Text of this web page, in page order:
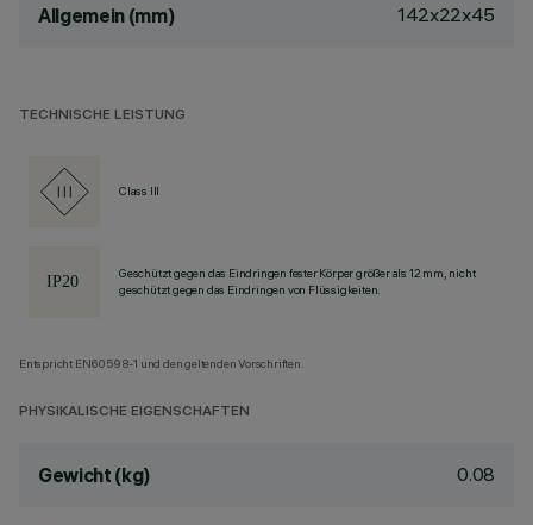
Allgemein (mm) 142x22x45
TECHNISCHE LEISTUNG
Class III
Geschützt gegen das Eindringen fester Körper größer als 12 mm, nicht
geschützt gegen das Eindringen von Flüssigkeiten.
Entspricht EN60598-1 und den geltenden Vorschriften.
PHYSIKALISCHE EIGENSCHAFTEN
Gewicht (kg) 0.08